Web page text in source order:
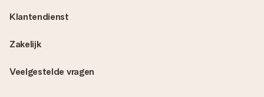
Veelgestelde vragen
Klantendienst
Zakelijk